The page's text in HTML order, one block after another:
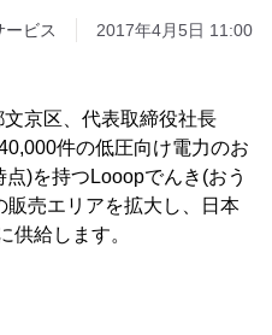
ービス 2017年4月5日 11:00
京区、代表取締役社長
件の低圧向け電力のお
)を持つLooopでんき(おう
販売エリアを拡大し、日本
供給します。